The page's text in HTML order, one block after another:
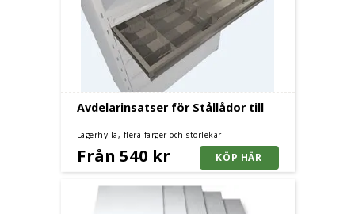
Avdelarinsatser för Stållådor till
Lagerhylla, flera färger och storlekar
Från 540 kr